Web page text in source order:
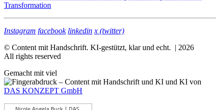
Instagram facebook linkedin x (twitter)
© Content mit Handschrift. KI-gestützt, klar und echt. | 2026
All rights reserved
Gemacht mit viel
und KI von
DAS KONZEPT GmbH